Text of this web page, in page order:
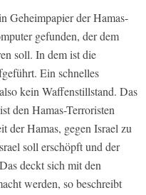
Geheimpapier der Hamas-
gefunden, der dem
soll. In dem ist die
Ein schnelles
kein Waffenstillstand. Das
den Hamas-Terroristen
der Hamas, gegen Israel zu
soll erschöpft und der
deckt sich mit den
werden, so beschreibt